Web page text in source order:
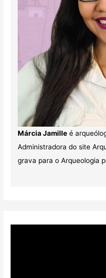
Márcia Jamilleé
Administradora do site
grava para o Arqueologia